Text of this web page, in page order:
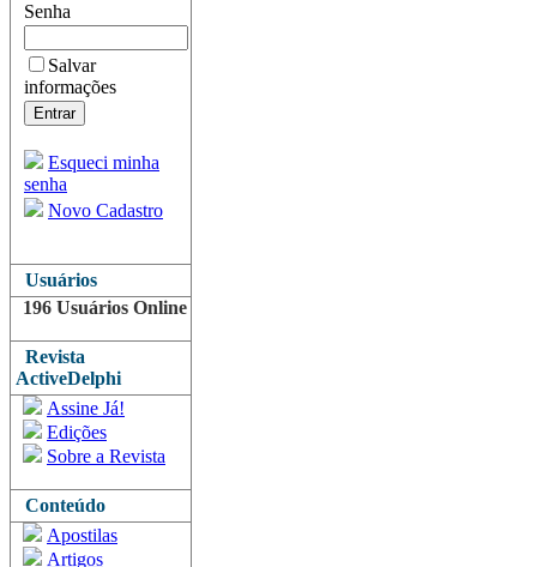
Senha
Salvar
informações
Esqueci minha
senha
Novo Cadastro
Usuários
196 Usuários Online
Revista
ActiveDelphi
Assine Já!
Edições
Sobre a Revista
Conteúdo
Apostilas
Artigos